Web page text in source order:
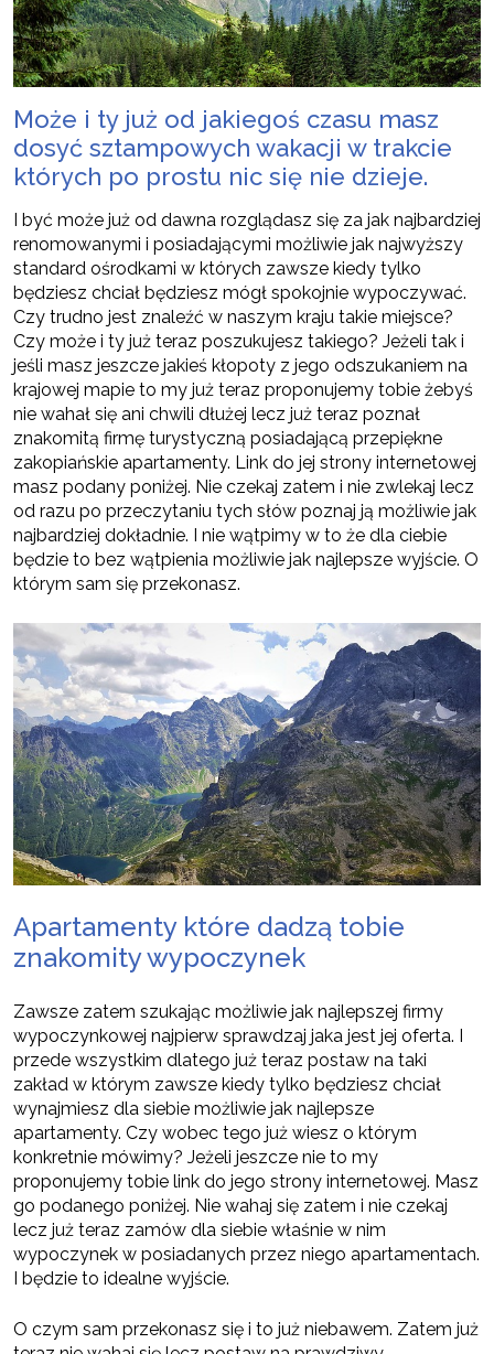
Może i ty już od jakiegoś czasu masz
dosyć sztampowych wakacji w trakcie
których po prostu nic się nie dzieje.
I być może już od dawna rozglądasz się za jak najbardziej
renomowanymi i posiadającymi możliwie jak najwyższy
standard ośrodkami w których zawsze kiedy tylko
będziesz chciał będziesz mógł spokojnie wypoczywać.
Czy trudno jest znaleźć w naszym kraju takie miejsce?
Czy może i ty już teraz poszukujesz takiego? Jeżeli tak i
jeśli masz jeszcze jakieś kłopoty z jego odszukaniem na
krajowej mapie to my już teraz proponujemy tobie żebyś
nie wahał się ani chwili dłużej lecz już teraz poznał
znakomitą firmę turystyczną posiadającą przepiękne
zakopiańskie apartamenty. Link do jej strony internetowej
masz podany poniżej. Nie czekaj zatem i nie zwlekaj lecz
od razu po przeczytaniu tych słów poznaj ją możliwie jak
najbardziej dokładnie. I nie wątpimy w to że dla ciebie
będzie to bez wątpienia możliwie jak najlepsze wyjście. O
którym sam się przekonasz.
Apartamenty które dadzą tobie
znakomity wypoczynek
Zawsze zatem szukając możliwie jak najlepszej firmy
wypoczynkowej najpierw sprawdzaj jaka jest jej oferta. I
przede wszystkim dlatego już teraz postaw na taki
zakład w którym zawsze kiedy tylko będziesz chciał
wynajmiesz dla siebie możliwie jak najlepsze
apartamenty. Czy wobec tego już wiesz o którym
konkretnie mówimy? Jeżeli jeszcze nie to my
proponujemy tobie link do jego strony internetowej. Masz
go podanego poniżej. Nie wahaj się zatem i nie czekaj
lecz już teraz zamów dla siebie właśnie w nim
wypoczynek w posiadanych przez niego apartamentach.
I będzie to idealne wyjście.
O czym sam przekonasz się i to już niebawem. Zatem już